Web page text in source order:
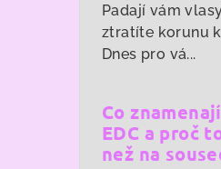
Padají vám
ztratíte korunu
Dnes pro vá...
Co
EDC a proč
než na